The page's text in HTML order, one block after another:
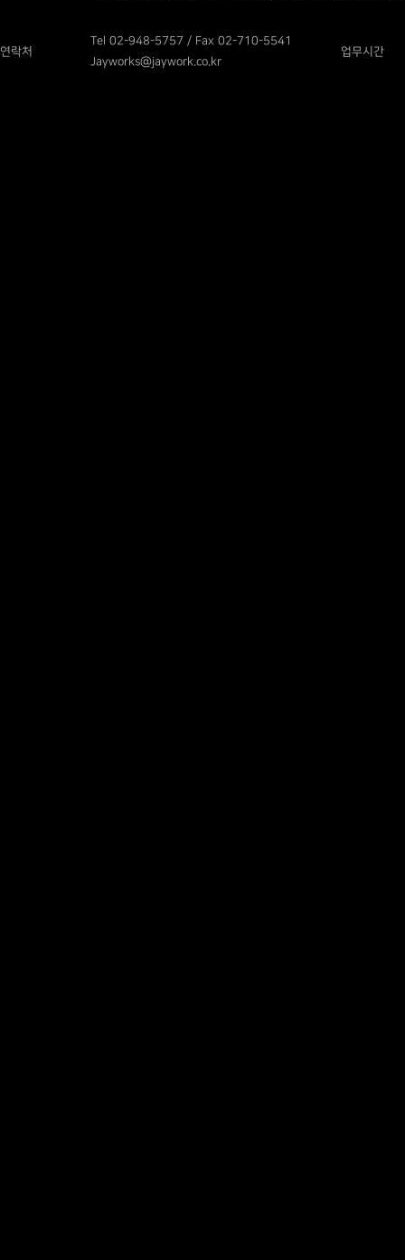
연락처
Tel 02-948-5757 / Fax 02-710-5541
Jayworks@jaywork.co.kr
업무시간